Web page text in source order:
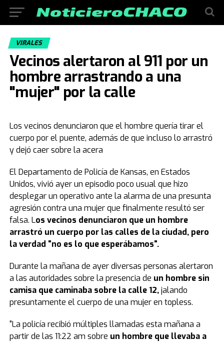
VIRALES
Vecinos alertaron al 911 por un
hombre arrastrando a una
"mujer" por la calle
Los vecinos denunciaron que el hombre quería tirar el
cuerpo por el puente, además de que incluso lo arrastró
y dejó caer sobre la acera
El Departamento de Policía de Kansas, en Estados
Unidos, vivió ayer un episodio poco usual que hizo
desplegar un operativo ante la alarma de una presunta
agresión contra una mujer que finalmente resultó ser
falsa. Los vecinos denunciaron que un hombre
arrastró un cuerpo por las calles de la ciudad, pero
la verdad "no es lo que esperábamos".
Durante la mañana de ayer diversas personas alertaron
a las autoridades sobre la presencia de un hombre sin
camisa que caminaba sobre la calle 12,jalando
presuntamente el cuerpo de una mujer en topless.
"La policía recibió múltiples llamadas esta mañana a
partir de las 11:22 am sobre un hombre que llevaba a